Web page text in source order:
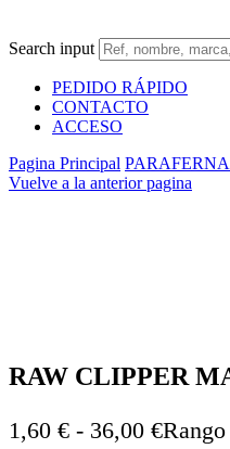
Search input
PEDIDO RÁPIDO
CONTACTO
ACCESO
Pagina Principal
Vuelve a la anterior pagina
RAW CLIPPER
1,60 € - 36,00 €